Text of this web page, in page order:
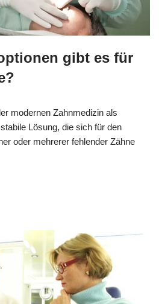
gibt es für
modernen Zahnmedizin als
Lösung, die sich für den
oder mehrerer fehlender Zähne